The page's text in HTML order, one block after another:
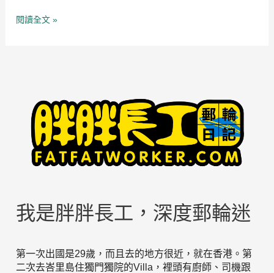
閱讀全文 »
我是胖胖長工，深度郵輪迷
第一次出國是29歲，而且去的地方很近，就在香港。第
二次去峇里島住獨門獨院的Villa，裡頭有廚師、司機跟